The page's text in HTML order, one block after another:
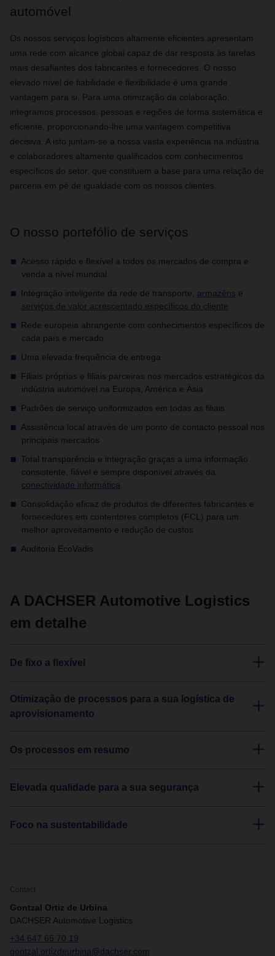
automóvel
Os nossos serviços logísticos altamente eficientes apresentam
uma rede com alcance global capaz de dar resposta às tarefas
mais desafiantes dos fabricantes e fornecedores. O nosso
elevado nível de fiabilidade e flexibilidade é uma grande
vantagem para si. Para uma otimização da colaboração,
integramos processos, pessoas e regiões de forma sistemática e
eficiente, proporcionando-lhe uma vantagem competitiva
decisiva. A isto juntam-se a nossa vasta experiência na indústria
e colaboradores altamente qualificados com conhecimentos
específicos do setor, que constituem a base para uma relação de
parceria em pé de igualdade com os nossos clientes.
O nosso portefólio de serviços
Acesso rápido e flexível a todos os mercados de compra e
venda a nível mundial
Integração inteligente da rede de transporte, armazéns e
serviços de valor acrescentado específicos do cliente
Rede europeia abrangente com conhecimentos específicos de
cada país e mercado
Uma elevada frequência de entrega
Filiais próprias e filiais parceiras nos mercados estratégicos da
indústria automóvel na Europa, América e Ásia
Padrões de serviço uniformizados em todas as filiais
Assistência local através de um ponto de contacto pessoal nos
principais mercados
Total transparência e integração graças a uma informação
consistente, fiável e sempre disponível através da
conectividade informática
Consolidação eficaz de produtos de diferentes fabricantes e
fornecedores em contentores completos (FCL) para um
melhor aproveitamento e redução de custos
Auditoria EcoVadis
A DACHSER Automotive Logistics
em detalhe
De fixo a flexível
Otimização de processos para a sua logística de
aprovisionamento
Os processos em resumo
Elevada qualidade para a sua segurança
Foco na sustentabilidade
Contact
Gontzal Ortiz de Urbina
DACHSER Automotive Logistics
+34 647 65 70 19
gontzal.ortizdeurbina@dachser.com